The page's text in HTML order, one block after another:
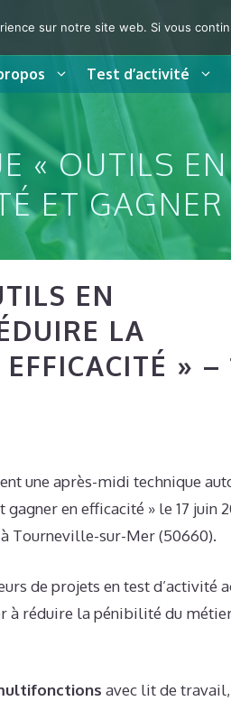
Test d’activité
« OUTILS
ET
EN
LA
» –
une après-midi technique
en efficacité » le 17 juin
Tourneville-sur-Mer (50660).
de projets en test d’activité
à réduire la pénibilité du
avec lit de
sur notre site web. Si vous